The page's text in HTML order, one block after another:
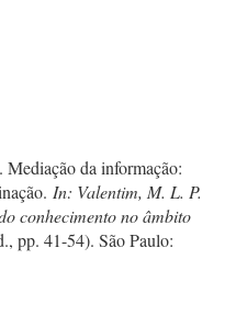
da informação:
In: Valentim, M. L. P.
conhecimento no âmbito
pp. 41-54). São Paulo: